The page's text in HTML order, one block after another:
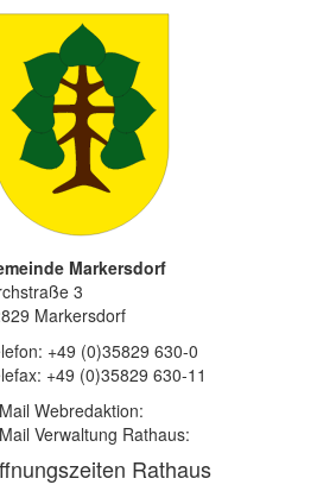
Markersdorf
3
Markersdorf
+49 (0)35829 630-0
+49 (0)35829 630-11
Webredaktion:
Verwaltung Rathaus:
Rathaus